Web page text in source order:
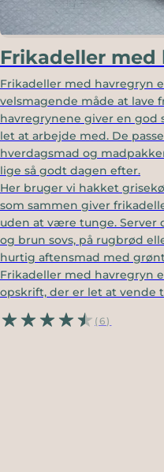
Frikadeller med
Frikadeller med havregryn
velsmagende måde at lave
havregrynene giver en god
let at arbejde med. De
hverdagsmad og
lige så godt dagen efter.
Her bruger vi hakket
som sammen giver
uden at være tunge. Server
og brun sovs, på rugbrød
hurtig aftensmad med
Frikadeller med havregryn
opskrift, der er let at vende
(6)